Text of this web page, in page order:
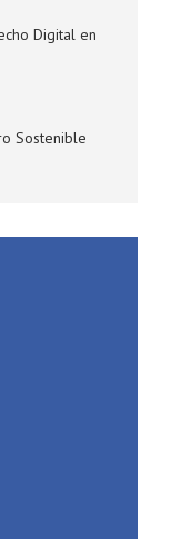
Digital en
Sostenible